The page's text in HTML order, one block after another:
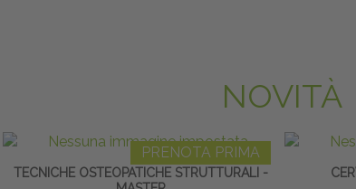
NOVITÀ
PRENOTA PRIMA
TECNICHE OSTEOPATICHE STRUTTURALI -